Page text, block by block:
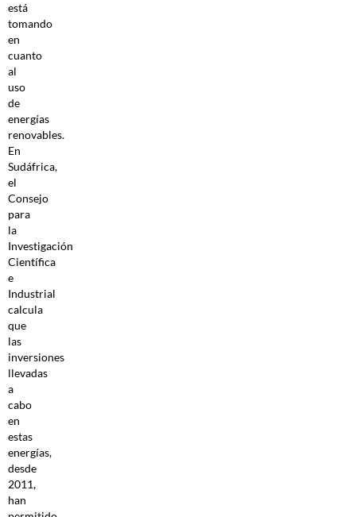
está
tomando
en
cuanto
al
uso
de
energías
renovables.
En
Sudáfrica,
el
Consejo
para
la
Investigación
Científica
e
Industrial
calcula
que
las
inversiones
llevadas
a
cabo
en
estas
energías,
desde
2011,
han